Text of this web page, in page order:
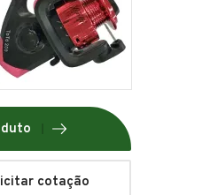
cotação